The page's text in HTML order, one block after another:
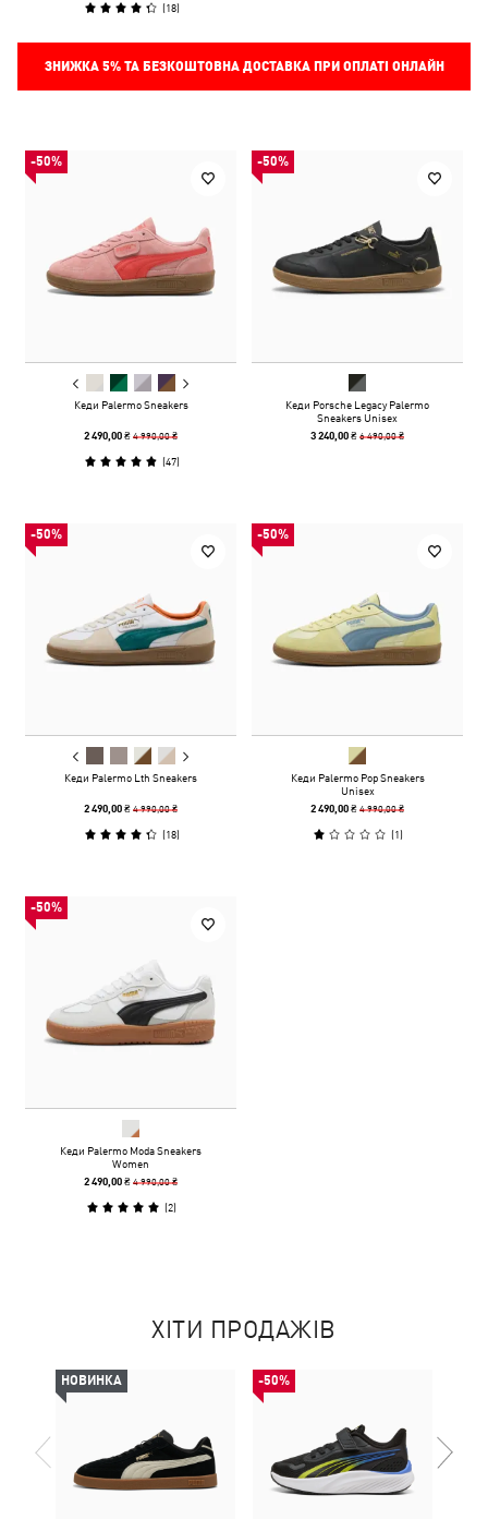
(18)
ЗНИЖКА 5%ТА БЕЗКОШТОВНА ДОСТАВКА ПРИ ОПЛАТІ ОНЛАЙН
-50%
Кеди Palermo Sneakers
2 490,00 ₴4 990,00 ₴
(47)
-50%
Кеди Porsche Legacy Palermo
Sneakers Unisex
3 240,00 ₴6 490,00 ₴
-50%
Кеди Palermo Lth Sneakers
2 490,00 ₴4 990,00 ₴
(18)
-50%
Кеди Palermo Pop Sneakers
Unisex
2 490,00 ₴4 990,00 ₴
(1)
-50%
Кеди Palermo Moda Sneakers
Women
2 490,00 ₴4 990,00 ₴
(2)
ХІТИ ПРОДАЖІВ
НОВИНКА -50%